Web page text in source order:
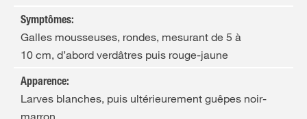
Symptômes:
Galles mousseuses, rondes, mesurant de 5 à
10 cm, d’abord verdâtres puis rouge-jaune
Apparence:
Larves blanches, puis ultérieurement guêpes noir-
marron